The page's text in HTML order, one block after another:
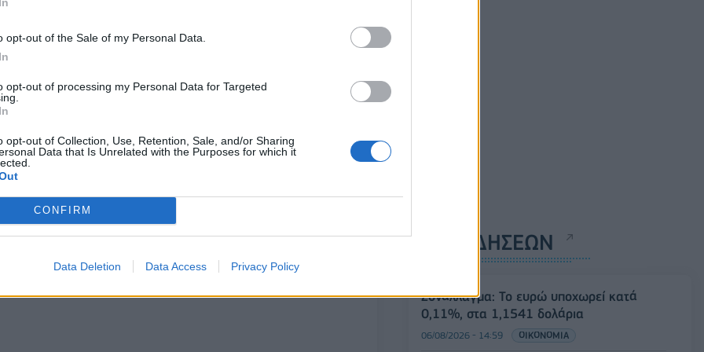
opt-out of the Sale of my Personal Data.
opt-out of processing my Personal Data for Targeted
opt-out of Collection, Use, Retention, Sale, and/or Sharing
Data that Is Unrelated with the Purposes for which it
CONFIRM
Data Deletion Data Access Privacy Policy
η υπουργός Εργασίας και
ο υφυπουργός Εργασίας και Κοινωνικής
Εθνικής Οικονομίας και Οικονομικών,
e-ΕΦΚΑ με οφειλές μέχρι 30.000 ευρώ ή 10.000
Ασφαλίσεων (π. ΟΓΑ). Με την ίδια ΚΥΑ,
οι απαιτούμενοι έλεγχοι και οι τεχνικές
ΡΟΗ ΕΙΔΗΣΕΩΝ
Συνάλλαγμα: Το ευρώ υποχωρεί κατά
0,11%, στα 1,1541 δολάρια
06/08/2026 - 14:59 ΟΙΚΟΝΟΜΙΑ